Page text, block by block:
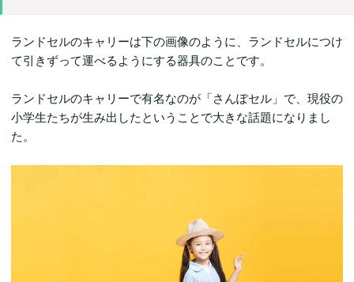
ランドセルのキャリーは下の画像のように、ランドセルにつけ
て引きずって運べるようにする器具のことです。
ランドセルのキャリーで有名なのが「さんぽセル」で、現役の
小学生たちが生み出したということで大きな話題になりまし
た。